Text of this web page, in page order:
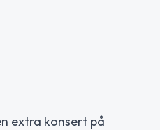
extra konsert på